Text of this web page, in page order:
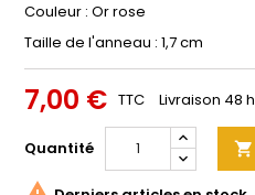
Couleur : Or rose
Taille de l'anneau : 1,7 cm
7,00 € TTC Livraison 48
Quantité 